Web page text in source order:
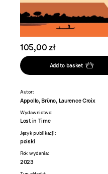
105,00 zł
Add to basket
Autor:
Appollo, Brüno, Laurence Croix
Wydawnictwo:
Lost in Time
Język publikacji:
polski
Rok wydania:
2023